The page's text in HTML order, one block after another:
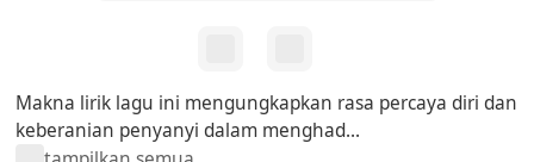
Makna lirik lagu ini mengungkapkan rasa percaya diri dan
keberanian penyanyi dalam menghad...